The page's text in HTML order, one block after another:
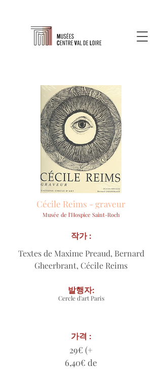
Cécile Reims - graveur
Musée de l'Hospice Saint-Roch
Textes de Maxime Preaud, Bernard
Gheerbrant, Cécile Reims
작가 :
Cercle d'art Paris
발행자:
가격 :
29€ (+
6,40€ de